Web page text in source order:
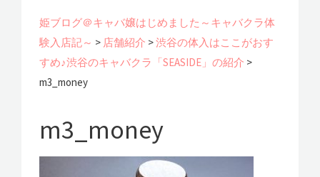
ました～
キャバク
姫ブログ＠キャバ嬢はじめました～キャバクラ体
験入店記～ > 店舗紹介 >渋谷の体入はここがおす
すめ♪渋谷のキャバクラ「SEASIDE」の紹介 >
m3_money
m3_money